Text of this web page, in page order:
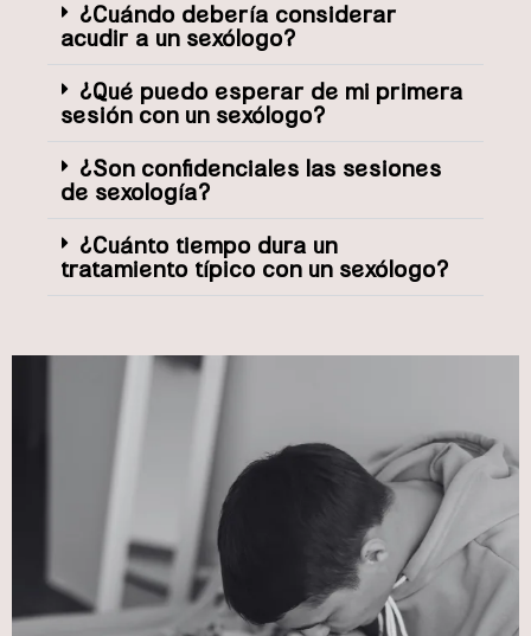
¿Cuándo debería considerar
acudir a un sexólogo?
¿Qué puedo esperar de mi primera
sesión con un sexólogo?
¿Son confidenciales las sesiones
de sexología?
¿Cuánto tiempo dura un
tratamiento típico con un sexólogo?